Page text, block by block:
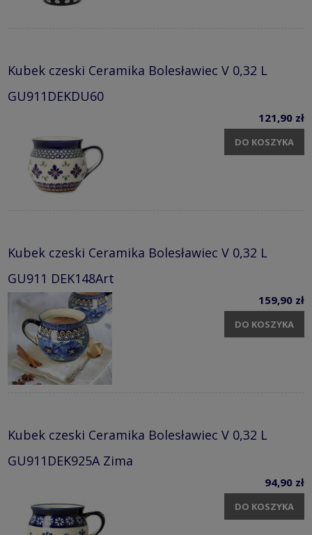
Kubek czeski Ceramika Bolesławiec V 0,32 L
GU911DEKDU60
121,90 zł
DO KOSZYKA
Kubek czeski Ceramika Bolesławiec V 0,32 L
GU911 DEK148Art
159,90 zł
DO KOSZYKA
Kubek czeski Ceramika Bolesławiec V 0,32 L
GU911DEK925A Zima
94,90 zł
DO KOSZYKA